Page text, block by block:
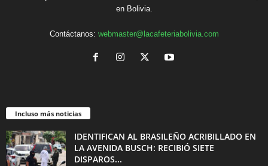
en Bolivia.
Contáctanos: webmaster@lacafeteriabolivia.com
Incluso más noticias
IDENTIFICAN AL BRASILEÑO ACRIBILLADO EN
LA AVENIDA BUSCH: RECIBIÓ SIETE
DISPAROS...